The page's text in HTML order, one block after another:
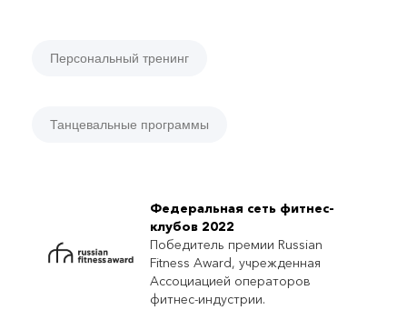
Персональный тренинг
Танцевальные программы
Федеральная сеть фитнес-
клубов 2022
Победитель премии Russian
Fitness Award, учрежденная
Ассоциацией операторов
фитнес-индустрии.